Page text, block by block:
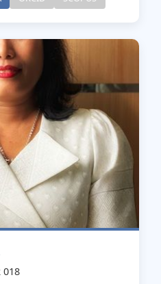
018